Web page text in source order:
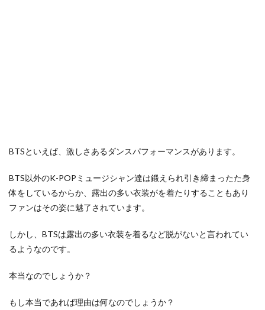
BTSといえば、激しさあるダンスパフォーマンスがあります。
BTS以外のK-POPミュージシャン達は鍛えられ引き締まったた身
体をしているからか、露出の多い衣装がを着たりすることもあり
ファンはその姿に魅了されています。
しかし、BTSは露出の多い衣装を着るなど脱がないと言われてい
るようなのです。
本当なのでしょうか？
もし本当であれば理由は何なのでしょうか？